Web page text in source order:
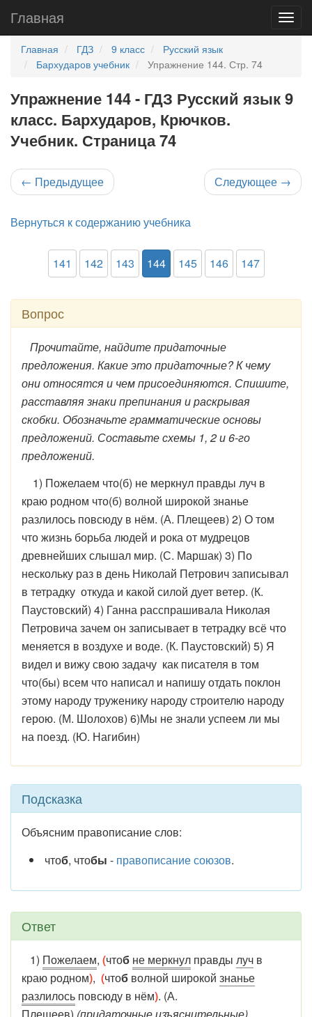
Главная
Главная ГДЗ 9 класс
Русский язык
Бархударов учебник
Упражнение 144. Стр. 74
Упражнение 144 - ГДЗ Русский язык 9
класс. Бархударов, Крючков.
Учебник. Страница 74
← Предыдущее Следующее →
Вернуться к содержанию учебника
141 142 143 144 145 146 147
Вопрос
Прочитайте, найдите придаточные
предложения. Какие это придаточные? К чему
они относятся и чем присоединяются. Спишите,
расставляя знаки препинания и раскрывая
скобки. Обозначьте грамматические основы
предложений. Составьте схемы 1, 2 и 6-го
предложений.
1) Пожелаем что(б) не меркнул правды луч в
краю родном что(б) волной широкой знанье
разлилось повсюду в нём. (А. Плещеев) 2) О том
что жизнь борьба людей и рока от мудрецов
древнейших слышал мир. (С. Маршак) 3) По
нескольку раз в день Николай Петрович записывал
в тетрадку откуда и какой силой дует ветер. (К.
Паустовский) 4) Ганна расспрашивала Николая
Петровича зачем он записывает в тетрадку всё что
меняется в воздухе и воде. (К. Паустовский) 5) Я
видел и вижу свою задачу как писателя в том
что(бы) всем что написал и напишу отдать поклон
этому народу труженику народу строителю народу
герою. (М. Шолохов) 6)Мы не знали успеем ли мы
на поезд. (Ю. Нагибин)
Подсказка
Объясним правописание слов:
чтоб, чтобы - правописание союзов.
Ответ
1) Пожелаем, (чтоб не меркнул правды луч в
краю родном), (чтоб волной широкой знанье
разлилось повсюду в нём). (А.